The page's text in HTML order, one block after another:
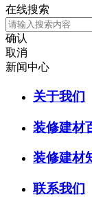
在线搜索
确认
取消
新闻中心
关于我们
装修建材
装修建材
联系我们